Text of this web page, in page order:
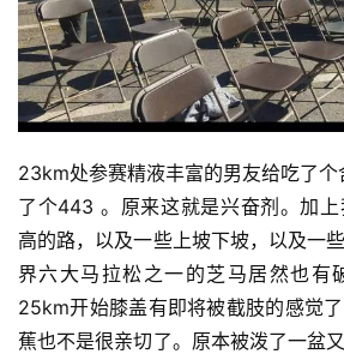
23km处参赛精液丰富的男友给吃了
了个443 。原来这就是兴奋剂。加
高的路，以及一些上坡下坡，以及一
界六大马拉松之一的芝马居然也有
25km开始膝盖有即将被截肢的感觉
蕉也不是很亲切了。原本被泼了一盆